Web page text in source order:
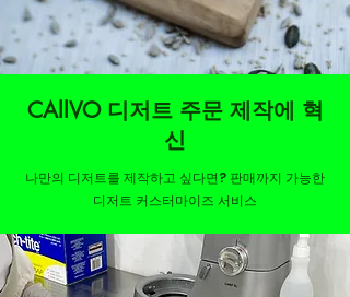
CAllVO 디저트 주문 제작에 혁
신
나만의 디저트를 제작하고 싶다면? 판매까지 가능한
디저트 커스터마이즈 서비스